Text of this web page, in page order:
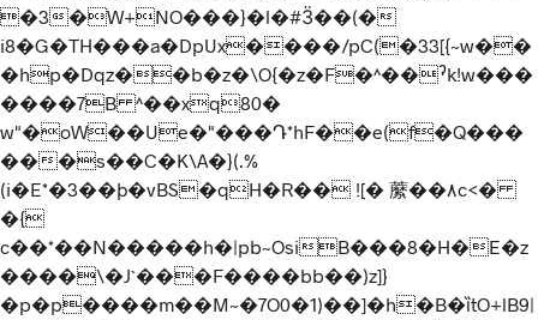
�3�W+NO���}�l�#Ӟ��(�
i8�G�TH���a�DpUx����/pC(�33[{~w��
�hp�Dqz��b�z�\O{�z�F�^��ˀk!w���
����7B ^��xq80�
w"�oW��Ue�"���Դ*hF��e(f�Q���
���s��C�K\A�}(.%
(i�E*�3��þ�vBS�qH�R�� ![� 䕷��٨c<�
�{
c��*��N�����h�|pb~OsiB���8�H�E�z
����\�J`���F����bb��)z]}
�p�p����m��M~�7O0�1)��]�h�B�ȉtO+lB9|